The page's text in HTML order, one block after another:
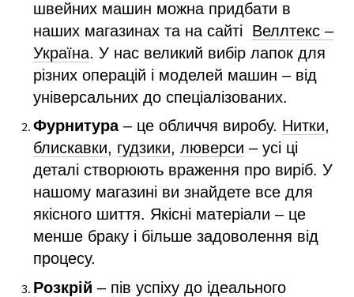
швейних машин можна придбати в
наших магазинах та на сайті Веллтекс –
Україна. У нас великий вибір лапок для
різних операцій і моделей машин – від
універсальних до спеціалізованих.
Фурнитура– це обличчя виробу. Нитки,
блискавки, гудзики, люверси – усі ці
деталі створюють враження про виріб. У
нашому магазині ви знайдете все для
якісного шиття. Якісні матеріали – це
менше браку і більше задоволення від
процесу.
Розкрій – пів успіху до ідеального